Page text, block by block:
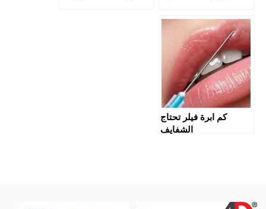
كم ابرة فيلر تحتاج
الشفايف